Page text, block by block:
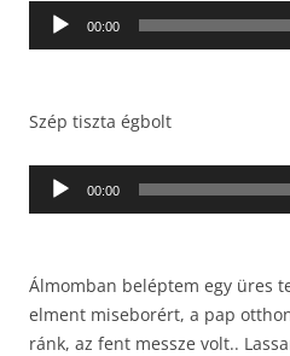
Audió
00:00
Szép tiszta égbolt
Audió
00:00
Álmomban beléptem egy üres
elment miseborért, a pap
ránk, az fent messze volt..